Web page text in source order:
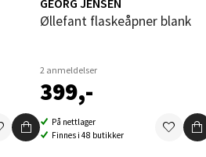
Øllefant flaskeåpner blank
2 anmeldelser
399,-
På nettlager
Finnes i 48 butikker
Thon